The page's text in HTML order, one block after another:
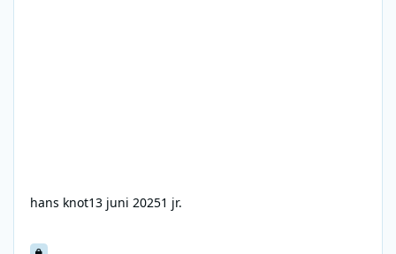
hans knot13 juni 20251 jr.